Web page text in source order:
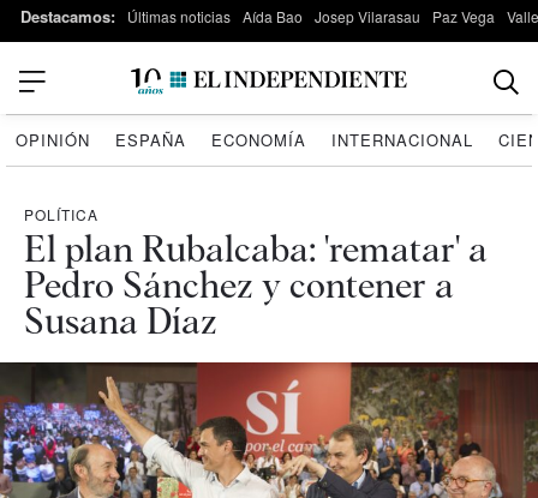
Destacamos: Últimas noticias Aída Bao Josep Vilarasau Paz Vega
OPINIÓN ESPAÑA ECONOMÍA INTERNACIONAL
POLÍTICA
El plan Rubalcaba: 'rematar' a
Pedro Sánchez y contener a
Susana Díaz